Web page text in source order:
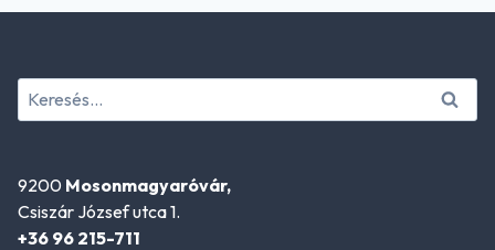
Keresés:
9200 Mosonmagyaróvár,
Csiszár József utca 1.
+36 96 215-711